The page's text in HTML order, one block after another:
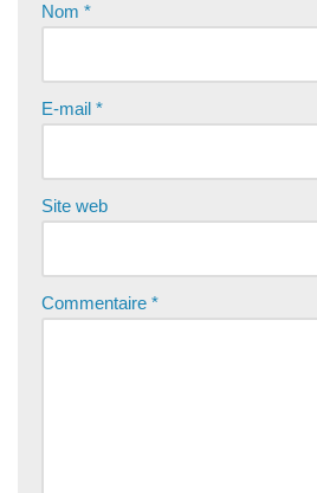
Nom *
E-mail *
Site web
Commentaire *